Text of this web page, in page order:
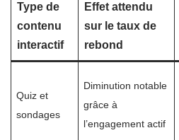
Type de
contenu
interactif
Effet attendu
sur le taux de
rebond
Quiz et
sondages
Diminution notable
grâce à
l’engagement actif